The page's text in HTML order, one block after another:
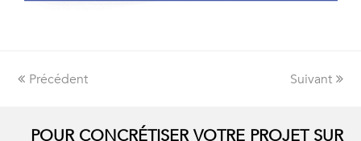
Précédent Suivant
POUR CONCRÉTISER VOTRE PROJET SUR